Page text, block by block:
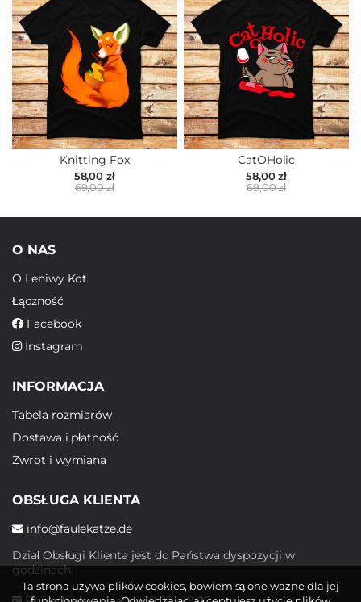
Knitting Fox
58,00 zł
69,00 zł
CatOHolic
58,00 zł
69,00 zł
O NAS
O Leniwy Kot
Łączność
Facebook
Instagram
INFORMACJA
Tabela rozmiarów
Dostawa i płatność
Zwrot i wymiana
OBSŁUGA KLIENTA
info@faulekatze.de
Dział Obsługi Klienta jest do Państwa dyspozycji w
godzinach:
Ta strona używa plików cookies, bowiem są one ważne dla jej